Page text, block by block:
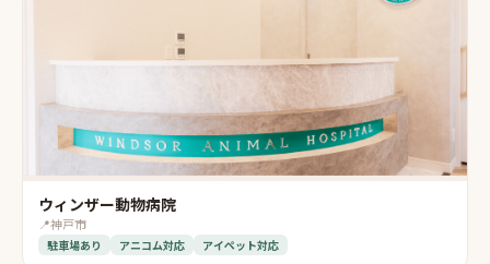
ウィンザー動物病院
📍神戸市
駐車場あり アニコム対応 アイペット対応